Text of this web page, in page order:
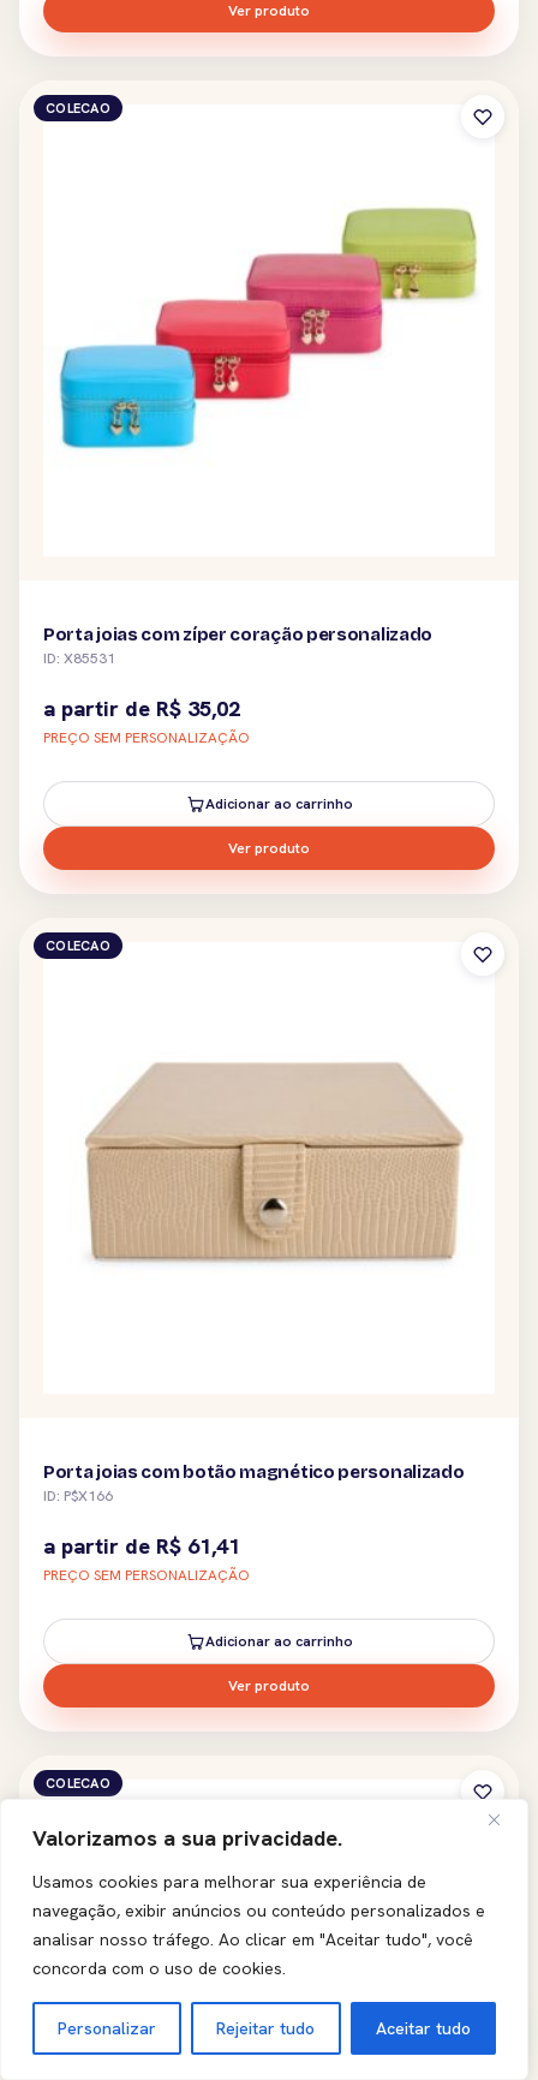
Valorizamos a sua privacidade.
Usamos cookies para melhorar sua experiência de
navegação, exibir anúncios ou conteúdo personalizados e
analisar nosso tráfego. Ao clicar em "Aceitar tudo", você
concorda com o uso de cookies.
Personalizar Rejeitar tudo Aceitar tudo
Ver produto
COLECAO
Porta joias com zíper coração personalizado
ID: X85531
a partir de R$ 35,02
PREÇO SEM PERSONALIZAÇÃO
Adicionar ao carrinho
Ver produto
COLECAO
Porta joias com botão magnético personalizado
ID: P$X166
a partir de R$ 61,41
PREÇO SEM PERSONALIZAÇÃO
Adicionar ao carrinho
Ver produto
COLECAO